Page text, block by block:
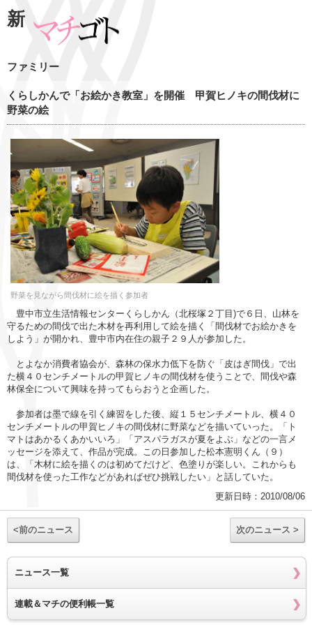
新
ファミリー
くらしかんで「お絵かき教室」を開催 甲賀ヒノキの間伐材に
野菜の絵
野菜を見ながら間伐材に絵を描く参加者
豊中市立生活情報センターくらしかん（北桜塚２丁目)で６日、山林を
守るための間伐で出た木材を再利用して絵を描く「間伐材でお絵かきを
しよう」が開かれ、豊中市内在住の親子２９人が参加した。
とよなか消費者協会が、森林の保水力低下を防ぐ「皮はぎ間伐」で出
た横４０センチメートルの甲賀ヒノキの間伐材を使うことで、間伐や森
林保全について興味を持ってもらおうと企画した。
参加者は墨で線を引く練習をした後、縦１５センチメートル、横４０
センチメートルの甲賀ヒノキの間伐材に野菜などを描いていった。「ト
マトはあかるくあかいいろ」「アスパラガスが夏をよぶ」などの一言メ
ッセージを添えて、作品が完成。この日参加した松本憲明くん（９）
は、「木材に絵を描くのは初めてだけど、色塗りが楽しい。これからも
間伐材を使った工作などがあればぜひ挑戦したい」と話していた。
更新日時：2010/08/06
<前のニュース 次のニュース >
ニュース一覧
連載＆マチの便利帳一覧